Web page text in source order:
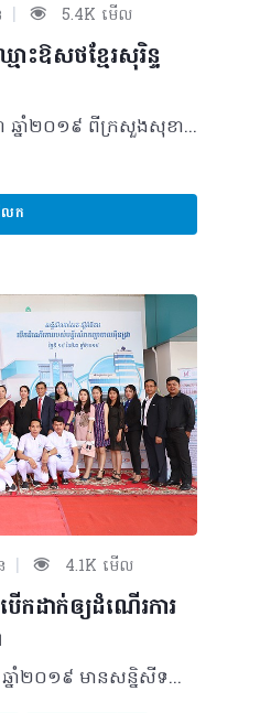
| 5.4K មើល
ឱសថខ្មែរសុរិន្ទ
សេចក្តីជូនដំណឹងថ្ងៃទី១៨ ខែមករា ឆ្នាំ២០១៩ ពីក្រសួងសុខាភិបាលនៃព្រះរាជាណាចក្រកម្ពុជា សូមជម្រាបជូនដល់សាធារណជនទាំងអស់ឲ្យបានជ្រាបថា៖ យោងតាមការពិនិត្យឃើញលើបណ្តាញសង្គមហ្វេសប៊ុករៀងរាល់ថ្ងៃមានគណនីចំនួន ៥ គឺ ១-នីតា ២-សន្លាក់ និងសរសៃ ៣-ស្តេចថ្នាំសរសៃ ខ្មែរសុរិន្ទ ៤-Ameerah Online Shop 016 322 551/089 966 695 ៥-ថ្នាំខ្មែរសូរន្ទរ៍ បានកំពុងផ្សព្វផ្សាយលក់ផលិតផលឱសថបុរាណឈ្មោះឱសថខ្មែរសុរិន្ទជាច្រើនប្រភេទផលិតនៅប្រទេសថៃ គ្មានអាសយដ្ឋានផលិតច្បាស់លាស់ គ្មានចុះបញ្ជិកា គ្មានការត្រួតពិនិត្យគុណភាព គ្មានការអនុញ្ញាត និងផ្សព្វផ្សាយដោយភូតកុហក បោកប្រាស់ និងបំផ្លើសហួសពីការពិតគ្មានមូលដ្ឋានវិទ្យាសាស្ត្រត្រឹមត្រូវដូចជា ព្យាបាលសរសៃ និងសន្លាក់រុំារ៉ៃ ដើរមិនរួចយូរឆ្នាំ ពូកែលេខមួយឈឺចង្កេះ ឈឺជង្គង់ ឈឺខ្នង ឈឺស្មា ឈឺក្រញាំដៃឈឺសាច់ដុំ កប់សរសៃ រមួលក្រពើ ចុក ហើមអាការៈជិតស្លាប់មួយចំហៀងខ្លួន។ល។ ក្រសួងសុខាភិបាលតម្រូវឲ្យម្ចាស់គណនីទាំងអស់ខាងលើនេះត្រូវបញ្ឈប់ការនាំចូល ផ្សព្វផ្សាយ ឬចែកចាយផលិតផលឱសថបុរាណខាងលើ បើមិនដូច្នោះក្រសួងសុខាភិបាលនឹងមានវិធានការតឹងរឹងទៅតាមច្បាប់ស្តីពីច្បាប់វិសោធនកម្មច្បាប់ស្តីពីការគ្រប់គ្រងឱសថជាធរមាន។ ក្នុងករណីបានជួបប្រទះឃើញជនណាកំពុងលក់ចែកចាយ ផលិតផលឱសថបុរាណខាងលើ សូមបងប្អូនប្រញាប់ផ្តល់ព័ត៌មាន ឬត្រូវការព័ត៌មានបន្ថែមពីនាយកដ្ឋានឱសថ ចំណីអាហារ បរិក្ខារពេទ្យ និងគ្រឿងសម្អាង សូមទំនាក់ទំនងតាមរយៈលេខទូរស័ព្ទ៖ ០១១ ៥៧៤ ៧៨៧, ០៩៥ ៣៥៩ ៣៩៩, ០១២ ៩៨៣ ៣៣៤, ០១២ ៨៩២ ០២២, ០១៧ ៨៦៦ ៧៦០។ ©2019 រក្សាសិទ្ធិគ្រប់យ៉ាង​ដោយ Healthtime Corporation ចំពោះគ្រប់អត្ថបទដោយគ្មានផ្នែកណាមួយត្រូវបោះពុម្ពផ្សាយចូល ប្រព័ន្ធអុីនធឺណែតឧបករណ៍អេឡិចត្រូនិកអាត់ជាសំឡេងឬថតចំលងគ្រប់រូបភាពដោយគ្មានការអនុញ្ញាតឡើយ
ែក
| 4.1K មើល
កដាក់ឲ្យដំណើរការ
រាជធានីភ្នំពេញ ថ្ងៃទី ១៥ ខែមីនា ឆ្នាំ២០១៩ មានសនិ្នសីទសារព័ត៌មានស្តីពីការបើកដាក់ឲ្យដំណើរការមន្ទីរពេទ្យសម្រាកព្យាបាល អុិនដ្រា។ ដោយមើលឃើញនូវការវិវត្តន៍ដ៏លេចធ្លោក្នុងវិស័យសុខាភិបាលនៅក្នុងប្រទេសកម្ពុជាក្រោមការដឹកនាំដ៏ឈ្លាសវៃរបស់ សម្តេចអគ្គមហាសេនាបតីតេជា ហ៊ុន សែន នាយករដ្ឋមន្រ្តីនៃព្រះរាជាណាចក្រកម្ពុជាដែលធានាឲ្យមាន សុខសន្តិភាព និងស្ថិរភាពនៅទូទាំងប្រទេសបានធ្វើឲ្យវិស័យសុខាភិបាលមានការរីកចម្រើនជាលំដាប់។ ជាក់ស្តែង តាមរយៈការអភិវឌ្ឍន៍ និងភាពរីកចម្រើនរបស់ប្រទេសជាតិ ក្នុងនោះផងដែរក៏មានការសហការចាប់ដៃគូគ្នារវាងគ្លីនិក យីគក់ នៅខេត្តបាត់ដំបង គ្លីនិក សេតេ នៅខេត្តព្រះសីហនុ និងវេជ្ជបណ្ឌិតឯកទេស ចាន់ ប៊ុនថា ព្រមទាំងក្រុមវេជ្ជបណ្ឌិតជំនាញឯកទេសនៅភ្នំពេញបានបង្កើតជាមន្ទីរសម្រាកព្យាបាល អុិនដ្រា ឡើងដើម្បីជួយសម្រួលដល់ការពិនិត្យ និងព្យាបាលជំងឺទូទៅជូនប្រជាពលរដ្ឋ។ ក្នុងនោះផងដែរ សន្និសីទសារព័ត៌មានរយៈពេលកន្លះថ្ងៃនេះ ក៏មានការចូលរួមពីសំណាក់ឯកឧត្តម លោកជំទាវ លោក លោកស្រី អ្នកនាង កញ្ញា និងភ្ញៀវកិត្តិយសប្រមាណជា ៦០នាក់។ ក្នុងឱកាសនេះដែរ លោកវេជ្ជបណ្ឌិត ចាន់ ប៊ុនថា បានមានប្រសាសន៍ថា« ការបើកដាក់ដំណើរការមន្ទីរសម្រាកព្យាបាល អុិនដ្រា នេះគឺធ្វើឡើងក្នុងគោលបំណងដើម្បីចង់បង្ហាញអំពីការផ្តល់នូវសេវាវេជ្ជសាស្រ្តដែលមានគុណភាពខ្ពស់ក្នុងការពិនិត្យ និងព្យាបាលជំងឺទូទៅ ហើយផ្តោតសំខាន់ទៅលើសុវត្ថិភាពក្នុងការផ្តល់សេវាកម្មប្រកបដោយក្រមសីលធម៌ និងវិជ្ជាជីវៈដែលឈរលើទស្សនវិស័យពង្រឹង និងលើកកម្ពស់វិស័យសុខាភិបាល ការផ្តល់នូវទំនុកចិត្តខ្ពស់ជូនអតិថិជនក្នុងការទទួលបានសេវាកម្មដ៏ល្អប្រសើរ ជាពិសេសកាត់បន្ថយការធ្វើដំណើរចេញទៅព្យាបាលនៅក្រៅប្រទេស។ បន្ថែមលើនេះមន្ទីរសម្រាកព្យាបាល អុិនដ្រា យើងខ្ញុំក៏មានឧបករណ៍វេជ្ជសាស្ត្រទំនើបទាន់សម័យដូចជា ម៉ាស៊ីនវះកាត់ទំនើបចុងក្រោយដោយការចោះ (Laparoscopic) ម៉ាស៊ីនស៊ីធីស្កែន (CT-Scan) ម៉ាស៊ីនបាញ់ក្រួសតម្រងនោម (Laser Lithotripsy) ម៉ាស៊ីនអ៊ុលដ្រាសោន (Ultrasound) ម៉ាស៊ីនអ៊ិចរ៉េ (X-ray) ដែលកាន់តែមានភាពងាយស្រួលក្នុងការធ្វើរោគវិនិច្ឆ័យផងដែរ។ ជាមួយគ្នានេះដែរ មន្ទីរសម្រាកព្យាបាល អុិនដ្រា ក៏មានការពិនិត្យ និងវះកាត់ជំងឺក្រពេញប្រូស្តាតដោយម៉ាស៊ីនអង់ដូស្កុប វះកាត់ទូទៅ វះកាត់ខួរក្បាល វះកាត់ឆ្អឹងកងខ្នង បំបែកក្រួសក្នុងតម្រងនោមដោយកាំរស្មីឡាស៊ែរសេវាសង្គ្រោះបន្ទាន់ ២៤ម៉ោង ព្យាបាលជំងឺទូទៅ ជំនាញកូនក្មេង និងរោគស្រ្តី។ ដោយឡែក លោកវេជ្ជបណ្ឌិត យី គក់ បានមានចំណាប់អារម្មណ៍នៅក្នុងសន្និសីទសារព័ត៌មានថា« ខ្ញុំមានសេចក្តីរីករាយយ៉ាងខ្លាំងដែលបានចូលរួមបើកដាក់ឲ្យដំណើរការ មន្ទីរសម្រាកព្យាបាល អុិនដ្រា ដែលមានសមិទ្ធផលថ្មីមួយបន្ថែមទៀតក្នុងការរួមលើកកម្ពស់វិស័យសុខាភិបាល និងពង្រឹងការផ្តល់សេវាពិនិត្យ និងព្យាបាលជូនដល់ប្រជាជនកម្ពុជា។ ក្រៅពីនេះ គ្លីនិក ក៏ខិតខំពង្រឹងគុណភាព ការផ្តល់នូវសេវាកម្មក៏ដូចជាជំនាញផ្នែកវេជ្ជសាស្រ្តនេះកាន់តែរឹងមាំបន្ថែមទៀត ក្នុងការផ្តល់នូវទំនុកចិត្តជូនប្រជាពលរដ្ឋ ព្រមទាំងជួយកាត់បន្ថយចំណាយ និងសន្សំពេលវេលាដោយមិនបាច់ទៅព្យាបាលនៅក្រៅប្រទេសឡើយ លើសពីនេះ ដោយឃើញថាប្រទេសកម្ពុជាទទួលបាននូវកំណើនសេដ្ឋកិច្ចខ្ពស់ ហើយមានការកើនឡើងជារៀងរាល់ឆ្នាំក្នុងអត្រា ៧,៥ភាគរយ ក្នុងនោះជីវភាពរបស់ប្រជាជនកាន់តែធូរធារ និងមានកម្រិតរស់នៅកាន់តែខ្ពស់ផងដែរនោះបានធ្វើឲ្យតម្រូវការផ្នែកវិស័យសុខាភិបាលសាធារណៈក៏កាន់តែមានការកើនឡើងខ្ពស់ក្នុងការចូលរួមលើកកម្ពស់សុខុមាលភាពជូនប្រជាពលរដ្ឋផងដែរ។ គួរបញ្ជាក់ផងដែរថា ការបើកមន្ទីរសម្រាកព្យាបាល អុិនដ្រា ក៏ជាការផ្តល់ឱកាសក្នុងការប្រកួតប្រជែងលើការផ្តល់សេវាកម្មផ្នែកសុខាភិបាលជូនអតិថិជន ព្រមទាំងរួមចំណែកជួយពង្រឹង និងលើកកម្ពស់ដល់វិស័យសុខាភិបាលនៅក្នុងប្រទេសកម្ពុជាឲ្យកាន់តែមានគុណភាពខ្ពស់ និងមានស្តង់ដារស្របតាមប្រទេសក្នុងតំបន់ និងអន្តរជាតិ ជាពិសេសវេជ្ជបណ្ឌិតជំនាញៗ រួមទាំងឧបករណ៍ និងម៉ាស៊ីនវះកាត់ទំនើបៗ។